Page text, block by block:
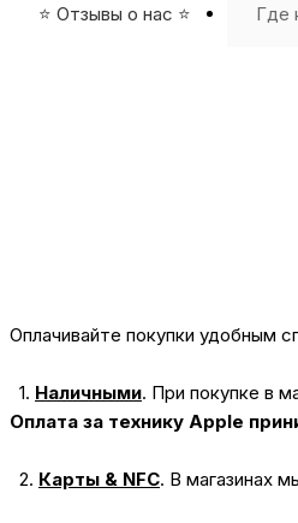
⭐️ Отзывы о нас ⭐️ Где
Оплачивайте покупки удобным
1. Наличными. При покупке в
Оплата за технику Apple
2. Карты & NFC. В магазинах